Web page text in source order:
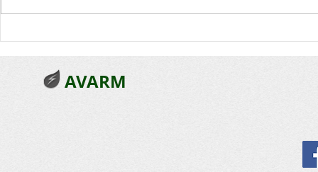
Alegaciones al proyecto
de ZBE de Manlleu
de ZBE
AVARM